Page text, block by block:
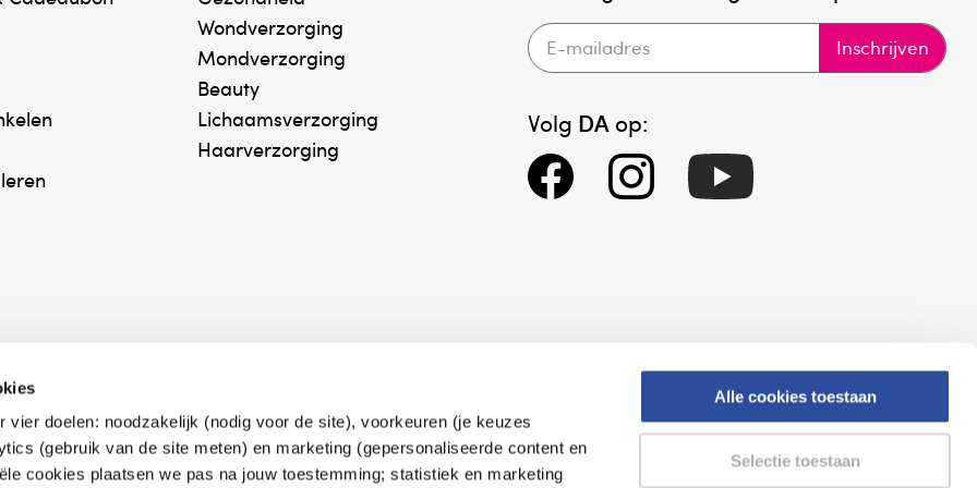
vier doelen: noodzakelijk (nodig voor de site), voorkeuren (je keuzes
(gebruik van de site meten) en marketing (gepersonaliseerde content en
cookies plaatsen we pas na jouw toestemming; statistiek en marketing
Alle cookies toestaan
Selectie toestaan
van de tailleband
door voorzichtig drogen in de droogtrommel op
fixatiebroekjes met korte pijpjes. Ontworpen om
en bieden betrouwbare fixatie en bescherming
om te dragen met - Attends inleggers, als
/ Air Comfort.
Wondverzorging
Mondverzorging
Beauty
Lichaamsverzorging
Haarverzorging
Inschrijven
Volg DA op:
Zelfzorg Online
zorg, ⁠ook
Winkelen met zekerheid
⁠Deze webshop is aangesloten
Altijd onze folder bij de hand
Check onze folders ⁠bij